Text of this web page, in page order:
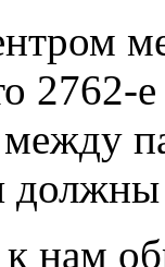
2762-
должны
нам